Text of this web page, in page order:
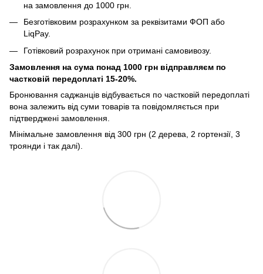
на замовлення до 1000 грн.
Безготівковим розрахунком за реквізитами ФОП або
LiqPay.
Готівковий розрахунок при отримані самовивозу.
Замовлення на сума понад 1000 грн відправляєм по
частковій передоплаті 15-20%.
Бронювання саджанців відбувається по частковій передоплаті
вона залежить від суми товарів та повідомляється при
підтверджені замовлення.
Мінімальне замовлення від 300 грн (2 дерева, 2 гортензії, 3
троянди і так далі).